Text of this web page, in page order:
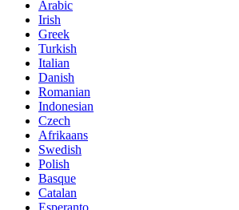
Arabic
Irish
Greek
Turkish
Italian
Danish
Romanian
Indonesian
Czech
Afrikaans
Swedish
Polish
Basque
Catalan
Esperanto